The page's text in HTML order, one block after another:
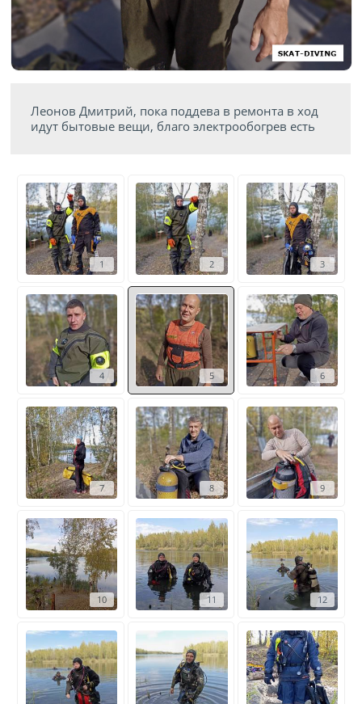
Леонов Дмитрий, пока поддева в ремонта в ход
идут бытовые вещи, благо электрообогрев есть
1 2 3
4 5 6
7 8 9
10 11 12